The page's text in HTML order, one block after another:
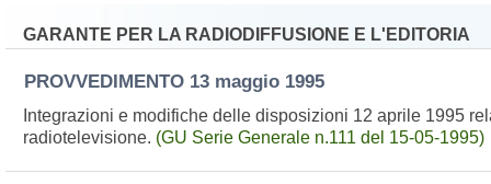
GARANTE PER LA RADIODIFFUSIONE E L'EDITORIA
PROVVEDIMENTO 13 maggio 1995
Integrazioni e modifiche delle disposizioni 12 aprile 1995
radiotelevisione. (GU Serie Generale n.111 del 15-05-1995)